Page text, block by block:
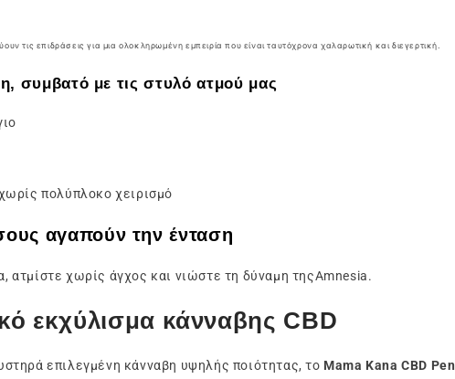
τις επιδράσεις για μια ολοκληρωμένη εμπειρία που είναι ταυτόχρονα χαλαρωτική και διεγερτική.
συμβατό με τις στυλό ατμού μας
πολύπλοκο χειρισμό
αγαπούν την ένταση
ατμίστε χωρίς άγχος και νιώστε τη δύναμη τηςAmnesia.
εκχύλισμα κάνναβης CBD
επιλεγμένη κάνναβη υψηλής ποιότητας, το Mama Kana CBD Pen